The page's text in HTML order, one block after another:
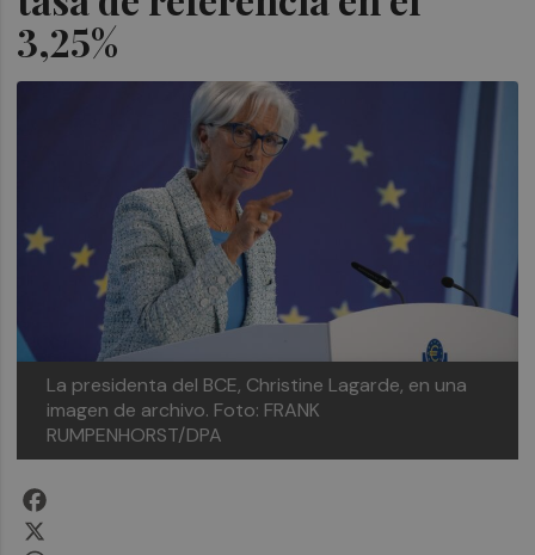
3,25%
La presidenta del BCE, Christine Lagarde, en una
imagen de archivo. Foto: FRANK
RUMPENHORST/DPA